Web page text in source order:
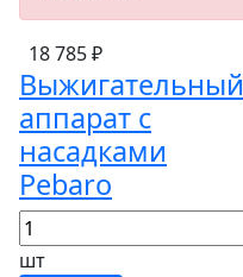
18 785 ₽
Выжигательный
аппарат с
насадками
Pebaro
шт